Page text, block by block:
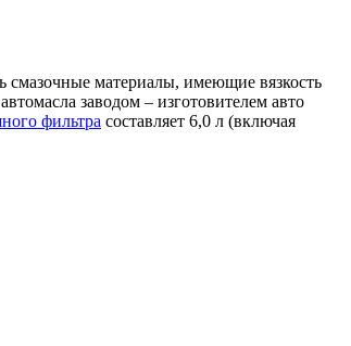
смазочные материалы, имеющие вязкость
заводом – изготовителем авто
фильтра составляет 6,0 л (включая